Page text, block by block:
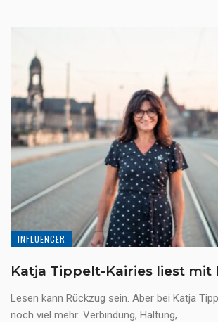
INFLUENCER
Katja Tippelt-Kairies liest mit
Lesen kann Rückzug sein. Aber bei Katja
noch viel mehr: Verbindung, Haltung, ...